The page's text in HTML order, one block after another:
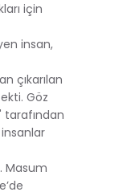
için
insan,
çıkarılan
Göz
tarafından
insanlar
Masum